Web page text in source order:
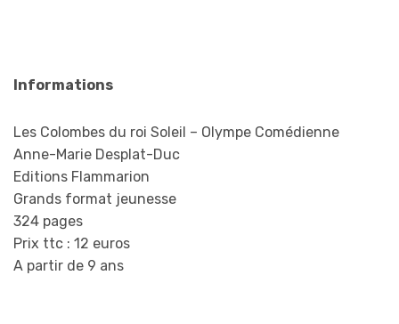
Informations
Les Colombes du roi Soleil – Olympe Comédienne
Anne-Marie Desplat-Duc
Editions Flammarion
Grands format jeunesse
324 pages
Prix ttc : 12 euros
A partir de 9 ans